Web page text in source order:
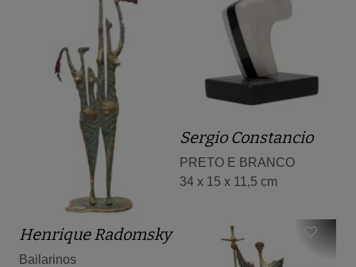
Sergio Constancio
PRETO E BRANCO
34 x 15 x 11,5 cm
Henrique Radomsky
Bailarinos